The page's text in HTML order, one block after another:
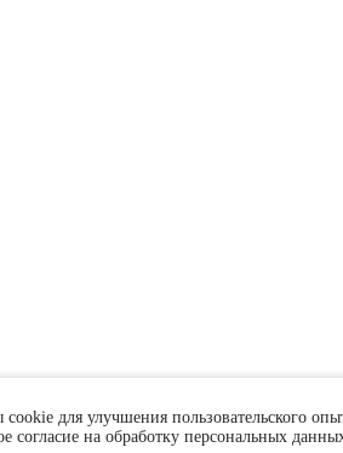
2026
для улучшения пользовательского
согласие на обработку персональных